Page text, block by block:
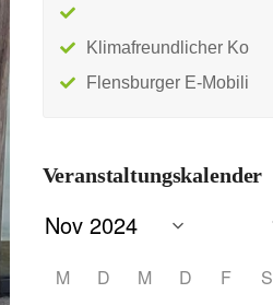
Klimafreundlicher Ko
Flensburger E-Mobili
Veranstaltungskalender
M D M D F S